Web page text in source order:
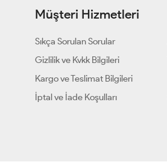
Müşteri Hizmetleri
Sıkça Sorulan Sorular
Gizlilik ve Kvkk Bilgileri
Kargo ve Teslimat Bilgileri
İptal ve İade Koşulları